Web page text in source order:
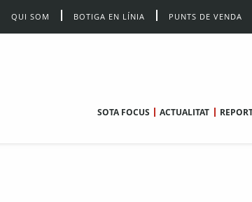
QUI SOM BOTIGA EN LÍNIA PUNTS DE VENDA
SOTA FOCUS ACTUALITAT